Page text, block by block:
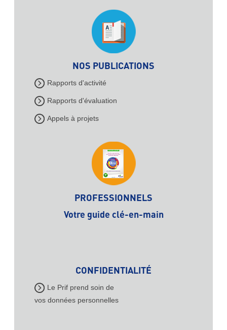
NOS PUBLICATIONS
Rapports d'activité
Rapports d'évaluation
Appels à projets
PROFESSIONNELS
Votre guide clé-en-main
CONFIDENTIALITÉ
Le Prif prend soin de
vos données personnelles